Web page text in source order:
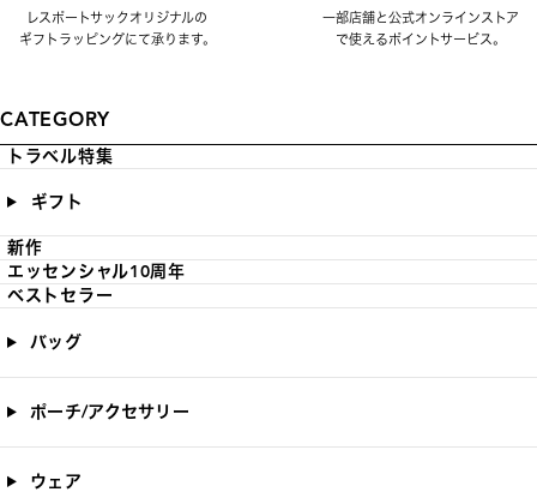
レスポートサックオリジナルの
ギフトラッピングにて承ります。
一部店舗と公式オンラインストア
で使えるポイントサービス。
CATEGORY
トラベル特集
ギフト
新作
エッセンシャル10周年
ベストセラー
バッグ
ポーチ/アクセサリー
ウェア